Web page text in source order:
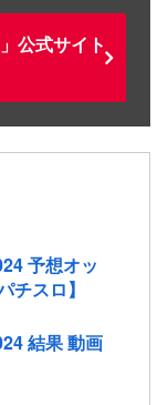
公式サイト
予想オッ
チスロ】
結果 動画